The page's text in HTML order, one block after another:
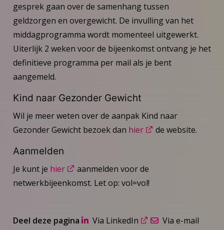
gesprek gaan over de samenhang tussen
geldzorgen en overgewicht. De invulling van het
middagprogramma wordt momenteel uitgewerkt.
Uiterlijk 2 weken voor de bijeenkomst ontvang je het
definitieve programma per mail als je bent
aangemeld.
Kind naar Gezonder Gewicht
Wil je meer weten over de aanpak Kind naar
Gezonder Gewicht bezoek dan hier de website.
Aanmelden
Je kunt je hier
aanmelden voor de
netwerkbijeenkomst. Let op: vol=vol!
Deel deze pagina Via LinkedIn
Via e-mail